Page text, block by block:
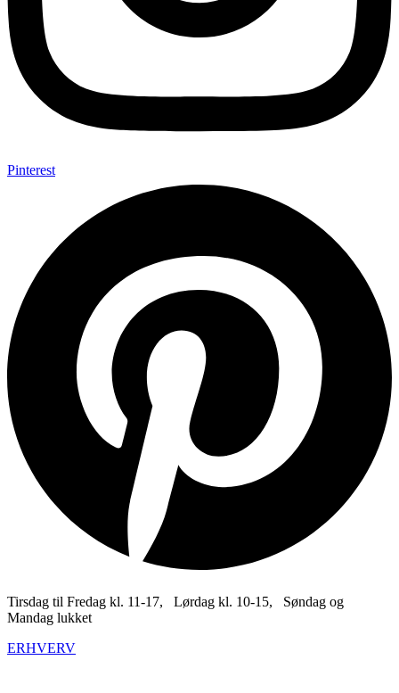
Pinterest
Tirsdag til Fredag kl. 11-17, Lørdag kl. 10-15, Søndag og
Mandag lukket
ERHVERV